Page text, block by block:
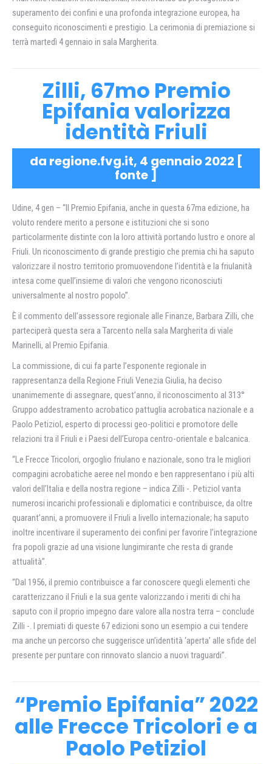
superamento dei confini e una profonda integrazione europea, ha
conseguito riconoscimenti e prestigio. La cerimonia di premiazione si
terrà martedì 4 gennaio in sala Margherita.
Zilli, 67mo Premio
Epifania valorizza
identità Friuli
da regione.fvg.it, 4 gennaio 2022 [
fonte ]
Udine, 4 gen – “Il Premio Epifania, anche in questa 67ma edizione, ha
voluto rendere merito a persone e istituzioni che si sono
particolarmente distinte con la loro attività portando lustro e onore al
Friuli. Un riconoscimento di grande prestigio che premia chi ha saputo
valorizzare il nostro territorio promuovendone l’identità e la friulanità
intesa come quell’insieme di valori che vengono riconosciuti
universalmente al nostro popolo”.
È il commento dell’assessore regionale alle Finanze, Barbara Zilli, che
parteciperà questa sera a Tarcento nella sala Margherita di viale
Marinelli, al Premio Epifania.
La commissione, di cui fa parte l’esponente regionale in
rappresentanza della Regione Friuli Venezia Giulia, ha deciso
unanimemente di assegnare, quest’anno, il riconoscimento al 313°
Gruppo addestramento acrobatico pattuglia acrobatica nazionale e a
Paolo Petiziol, esperto di processi geo-politici e promotore delle
relazioni tra il Friuli e i Paesi dell’Europa centro-orientale e balcanica.
“Le Frecce Tricolori, orgoglio friulano e nazionale, sono tra le migliori
compagini acrobatiche aeree nel mondo e ben rappresentano i più alti
valori dell’Italia e della nostra regione – indica Zilli -. Petiziol vanta
numerosi incarichi professionali e diplomatici e contribuisce, da oltre
quarant’anni, a promuovere il Friuli a livello internazionale; ha saputo
inoltre incentivare il superamento dei confini per favorire l’integrazione
fra popoli grazie ad una visione lungimirante che resta di grande
attualità”.
“Dal 1956, il premio contribuisce a far conoscere quegli elementi che
caratterizzano il Friuli e la sua gente valorizzando i meriti di chi ha
saputo con il proprio impegno dare valore alla nostra terra – conclude
Zilli -. I premiati di queste 67 edizioni sono un esempio a cui tendere
ma anche un percorso che suggerisce un’identità ‘aperta’ alle sfide del
presente per puntare con rinnovato slancio a nuovi traguardi”.
“Premio Epifania” 2022
alle Frecce Tricolori e a
Paolo Petiziol